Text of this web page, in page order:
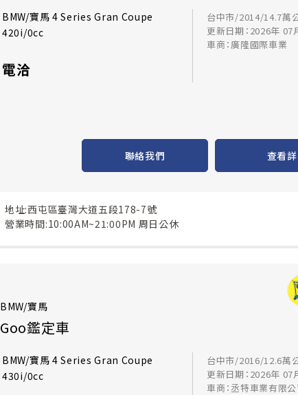
BMW/寶馬 4 Series Gran Coupe
420i/0cc
電洽
台中市/2014/14.7萬
更新日期：2026年 07
車商：廣隆國際車業
聯絡我們 查看
地址:西屯區臺灣大道五段178-7號
營業時間:10:00AM~21:00PM 周日公休
BMW/寶馬
Goo鑑定車
BMW/寶馬 4 Series Gran Coupe
430i/0cc
台中市/2016/12.6萬
更新日期：2026年 07
車商：丞特車業有限